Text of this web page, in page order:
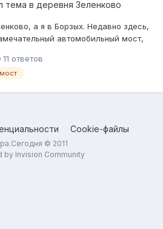
тема в деревня Зеленково
а я в Борзых. Недавно здесь,
автомобильный мост,
им пользоваться, но
Охранники, шлагбаумы и
11 ответов
мост
Cookie-файлы
© 2011
by Invision Community